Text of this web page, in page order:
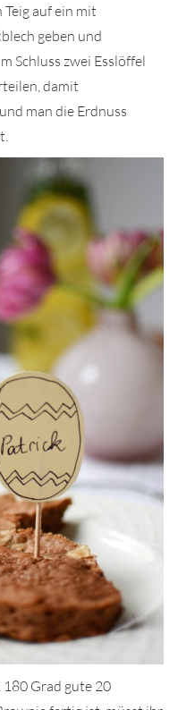
Teig auf ein mit
geben und
Schluss zwei Esslöffel
damit
man die Erdnuss
180 Grad gute 20